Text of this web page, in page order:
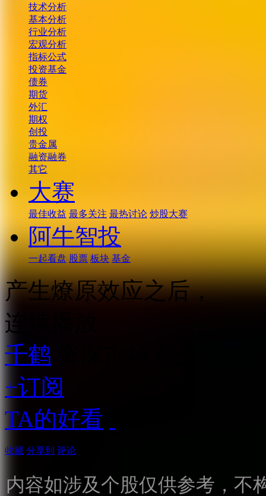
技术分析
基本分析
行业分析
宏观分析
指标公式
投资基金
债券
期货
外汇
期权
创投
贵金属
融资融券
其它
大赛
最佳收益 最多关注 最热讨论 炒股大赛
阿牛智投
一起看盘 股票 板块 基金
产生燎原效应之后，
连续播放
千鹤
+订阅
TA的好看
收藏 分享到 评论
内容如涉及个股仅供参考，不